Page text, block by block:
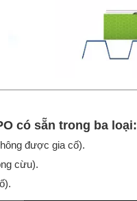
có sẵn trong ba loại:
được gia cố).
cừu).